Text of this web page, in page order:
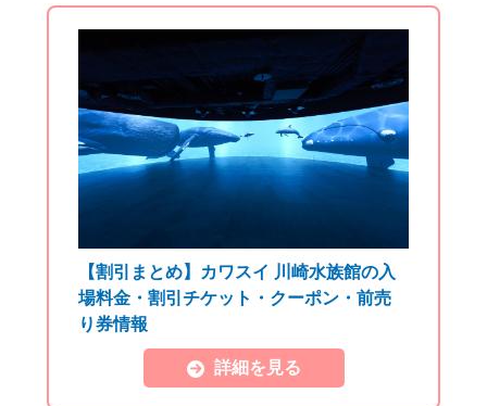
【割引まとめ】カワスイ 川崎水族館の入
場料金・割引チケット・クーポン・前売
り券情報
詳細を見る